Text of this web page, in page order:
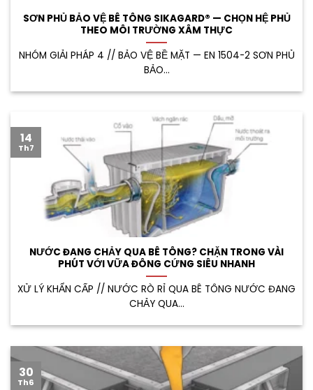
SƠN PHỦ BẢO VỆ BÊ TÔNG SIKAGARD® — CHỌN HỆ PHỦ
THEO MÔI TRƯỜNG XÂM THỰC
NHÓM GIẢI PHÁP 4 // BẢO VỆ BỀ MẶT — EN 1504-2 SƠN PHỦ
BẢO...
NƯỚC ĐANG CHẢY QUA BÊ TÔNG? CHẶN TRONG VÀI
PHÚT VỚI VỮA ĐÔNG CỨNG SIÊU NHANH
XỬ LÝ KHẨN CẤP // NƯỚC RÒ RỈ QUA BÊ TÔNG NƯỚC ĐANG
CHẢY QUA...
14
Th7
30
Th6